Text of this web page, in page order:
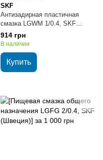
SKF
Антизадирная пластичная
смазка LGWM 1/0.4, SKF
(Швеция)
914 грн
В наличии
Купить